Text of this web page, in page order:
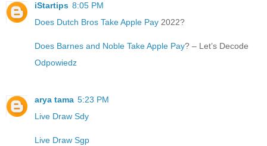
iStartips 8:05 PM
Does Dutch Bros Take Apple Pay 2022?
Does Barnes and Noble Take Apple Pay? – Let’s Decode
Odpowiedz
arya tama 5:23 PM
Live Draw Sdy
Live Draw Sgp